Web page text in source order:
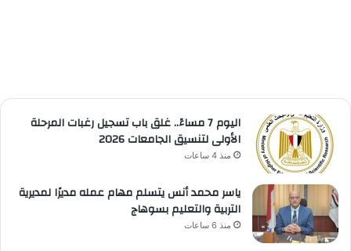
اليوم 7 مساءً.. غلق باب تسجيل رغبات المرحلة
الأولى لتنسيق الجامعات 2026
منذ 4 ساعات
ياسر محمد أنس يتسلم مهام عمله مديرًا لمديرية
التربية والتعليم بسوهاج
منذ 6 ساعات